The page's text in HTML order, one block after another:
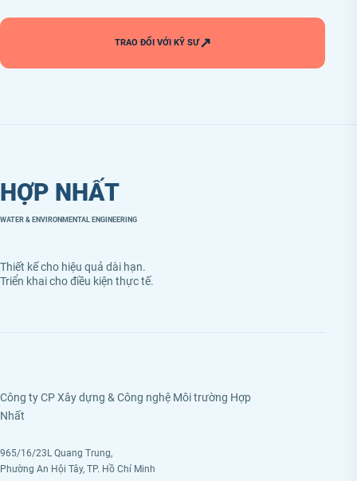
TRAO ĐỔI VỚI KỸ SƯ↗
HỢP NHẤT
WATER & ENVIRONMENTAL ENGINEERING
Thiết kế cho hiệu quả dài hạn.
Triển khai cho điều kiện thực tế.
Công ty CP Xây dựng & Công nghệ Môi trường Hợp
Nhất
965/16/23L Quang Trung,
Phường An Hội Tây, TP. Hồ Chí Minh